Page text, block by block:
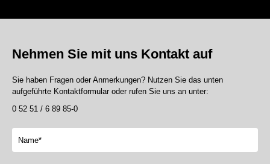
Nehmen Sie mit uns Kontakt auf
Sie haben Fragen oder Anmerkungen? Nutzen Sie das unten
aufgeführte Kontaktformular oder rufen Sie uns an unter:
0 52 51 / 6 89 85-0